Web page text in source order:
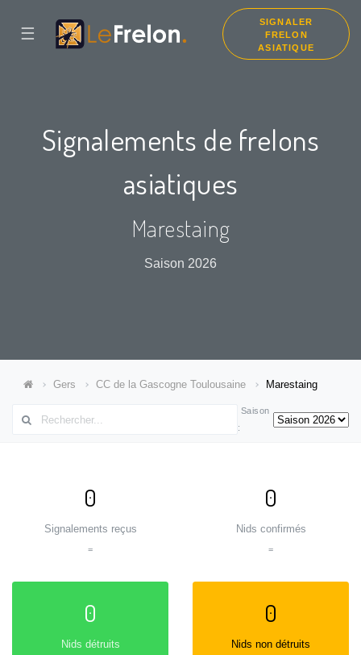
☰
SIGNALER
FRELON
ASIATIQUE
Signalements de frelons
asiatiques
Marestaing
Saison 2026
Gers CC de la Gascogne Toulousaine Marestaing
Saison
:
0
Signalements reçus
=
0
Nids confirmés
=
0
Nids détruits
0
Nids non détruits